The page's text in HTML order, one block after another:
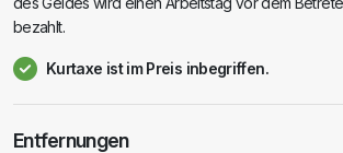
bezahlt.
Kurtaxe ist im Preis inbegriffen.
Entfernungen